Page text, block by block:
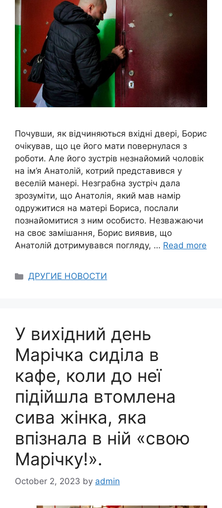
Почувши, як відчиняються вхідні двері, Борис
очікував, що це його мати повернулася з
роботи. Але його зустрів незнайомий чоловік
на ім’я Анатолій, котрий представився у
веселій манері. Незграбна зустріч дала
зрозуміти, що Анатолія, який мав намір
одружитися на матері Бориса, послали
познайомитися з ним особисто. Незважаючи
на своє замішання, Борис виявив, що
Анатолій дотримувався погляду, … Read more
Categories
ДРУГИЕ НОВОСТИ
У вихідний день
Марічка сиділа в
кафе, коли до неї
підійшла втомлена
сива жінка, яка
впізнала в ній «свою
Марічку!».
October 2, 2023 by admin